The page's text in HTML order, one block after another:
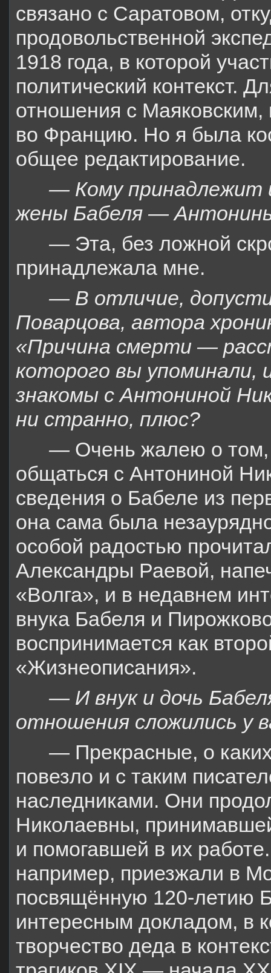
связано с Саратовом,
продовольственной
1918 года, в которой
политический контекст.
отношения с
во Францию. Но я была
общее редактирование.
— Кому принадлежит
жены Бабеля —
— Эта, без ложной
принадлежала мне.
— В отличие,
Поварцова, автора
«Причина смерти —
которого вы упоминали,
знакомы с Антониной
ни странно, плюс?
— Очень жалею о том,
общаться с Антониной
сведения о Бабеле из
она сама была
особой радостью
Александры Раевой,
«Волга», и в недавнем
внука Бабеля и
воспринимается как
«Жизнеописания».
— И внук и дочь
отношения сложились у
— Прекрасные, о
повезло и с таким
наследниками. Они
Николаевны,
и помогавшей в их
например, приезжали в
посвящённую 120-летию
интересным докладом, в
творчество деда в